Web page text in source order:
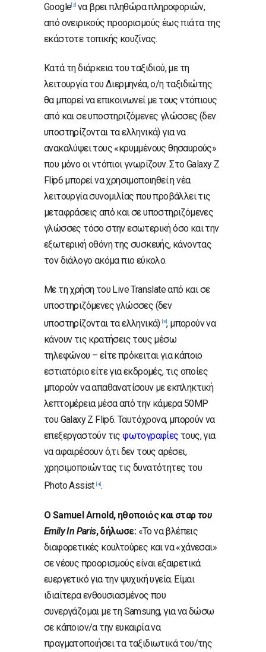
Google[2]να βρει πληθώρα πληροφοριών,
από ονειρικούς προορισμούς έως πιάτα της
εκάστοτε τοπικής κουζίνας.
Κατά τη διάρκεια του ταξιδιού, με τη
λειτουργία του Διερμηνέα, ο/η ταξιδιώτης
θα μπορεί να επικοινωνεί με τους ντόπιους
από και σε υποστηριζόμενες γλώσσες (δεν
υποστηρίζονται τα ελληνικά) για να
ανακαλύψει τους «κρυμμένους θησαυρούς»
που μόνο οι ντόπιοι γνωρίζουν. Στο Galaxy Z
Flip6 μπορεί να χρησιμοποιηθεί η νέα
λειτουργία συνομιλίας που προβάλλει τις
μεταφράσεις από και σε υποστηριζόμενες
γλώσσες τόσο στην εσωτερική όσο και την
εξωτερική οθόνη της συσκευής, κάνοντας
τον διάλογο ακόμα πιο εύκολο.
Με τη χρήση του Live Translate από και σε
υποστηριζόμενες γλώσσες (δεν
υποστηρίζονται τα ελληνικά)[3], μπορούν να
κάνουν τις κρατήσεις τους μέσω
τηλεφώνου – είτε πρόκειται για κάποιο
εστιατόριο είτε για εκδρομές, τις οποίες
μπορούν να απαθανατίσουν με εκπληκτική
λεπτομέρεια μέσα από την κάμερα 50MP
του Galaxy Z Flip6. Ταυτόχρονα, μπορούν να
επεξεργαστούν τιςφωτογραφίες τους, για
να αφαιρέσουν ό,τι δεν τους αρέσει,
χρησιμοποιώντας τις δυνατότητες του
Photo Assist[4].
Ο Samuel Arnold, ηθοποιός και σταρτου
Emily In Paris, δήλωσε: «Το να βλέπεις
διαφορετικές κουλτούρες και να «χάνεσαι»
σε νέους προορισμούς είναι εξαιρετικά
ευεργετικό για την ψυχική υγεία. Είμαι
ιδιαίτερα ενθουσιασμένος που
συνεργάζομαι με τη Samsung, για να δώσω
σε κάποιον/α την ευκαιρία να
πραγματοποιήσει τα ταξιδιωτικά του/της